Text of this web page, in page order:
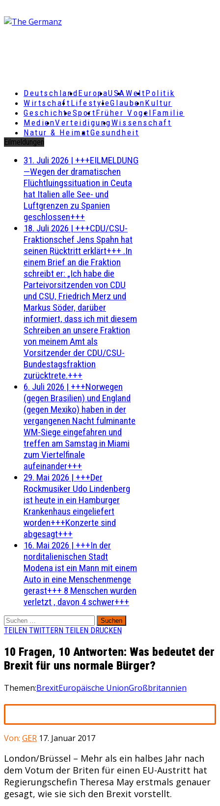
DeutschlandEuropaUSAWeltPolitik
Wirtschaft LifestyleGlaubenKultur
GeschichteSportFrüher Vogel Familie
MedienVerteidigungWissenschaft
Natur & HeimatGesundheit
Eilmeldungen
31. Juli 2026 | +++EILMELDUNG
—Wegen der dramatischen
Flüchtluingssituation in Ceuta
hat Italien alle See- und
Luftgrenzen zu Spanien
geschlossen+++
18. Juli 2026 | +++CDU/CSU-
Fraktionschef Jens Spahn hat
seinen Rücktritt erklärt+++ .In
einem Brief an die Fraktion
schreibt er: „Ich habe die
Parteivorsitzenden von CDU
und CSU, Friedrich Merz und
Markus Söder, darüber
informiert, dass ich mit diesem
Schreiben an unsere Fraktion
von meinem Amt als
Vorsitzender der CDU/CSU-
Bundestagsfraktion
zurücktrete.+++
6. Juli 2026 | +++Norwegen
(gegen Brasilien) und England
(gegen Mexiko) haben in der
vergangenen Nacht fulminante
WM-Siege eingefahren und
treffen am Samstag in Miami
zum Viertelfinale
aufeinander+++
29. Mai 2026 | +++Der
Rockmusiker Udo Lindenberg
ist heute in ein Hamburger
Krankenhaus eingeliefert
worden+++Konzerte sind
abgesagt+++
16. Mai 2026 | +++In der
norditalienischen Stadt
Modena ist ein Mann mit einem
Auto in eine Menschenmenge
gerast+++ 8 Menschen wurden
verletzt , davon 4 schwer+++
Suchen
nach:
TEILEN TWITTERN TEILEN DRUCKEN
10 Fragen, 10 Antworten: Was bedeutet der
Brexit für uns normale Bürger?
Themen:BrexitEuropäische UnionGroßbritannien
Von: GER 17. Januar 2017
London/Brüssel – Mehr als ein halbes Jahr nach
dem Votum der Briten für einen EU-Austritt hat
Regierungschefin Theresa May erstmals genauer
gesagt, wie sie sich den Brexit vorstellt.